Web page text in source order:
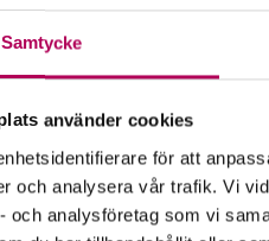
Samtycke
använder cookies
för att
och analysera vår trafik. Vi
och analysföretag som vi
ut, senast samma dag.
från exportör/
Exportören ska även